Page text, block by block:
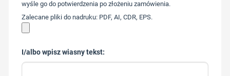
wyśle go do potwierdzenia po złożeniu zamówienia.
Zalecane pliki do nadruku: PDF, AI, CDR, EPS.
I/albo wpisz wiasny tekst: